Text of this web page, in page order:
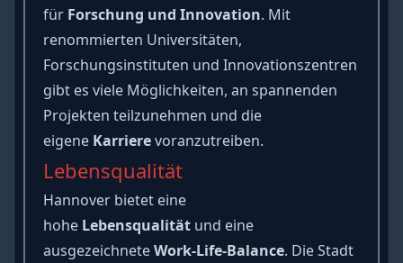
für Forschung und Innovation. Mit
renommierten Universitäten,
Forschungsinstituten und Innovationszentren
gibt es viele Möglichkeiten, an spannenden
Projekten teilzunehmen und die
eigene Karrierevoranzutreiben.
Lebensqualität
Hannover bietet eine
hohe Lebensqualitätund eine
ausgezeichneteWork-Life-Balance. Die Stadt